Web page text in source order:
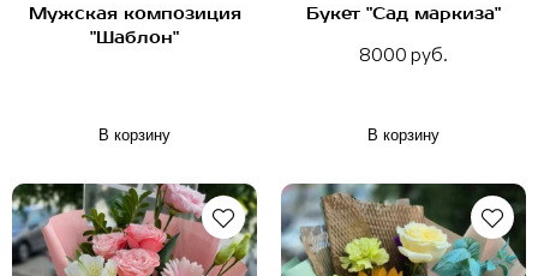
Мужская композиция
"Шаблон"
В корзину
Букет "Сад маркиза"
8000 руб.
В корзину